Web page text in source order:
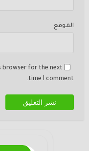
الموقع
browser for the next
time I comment.